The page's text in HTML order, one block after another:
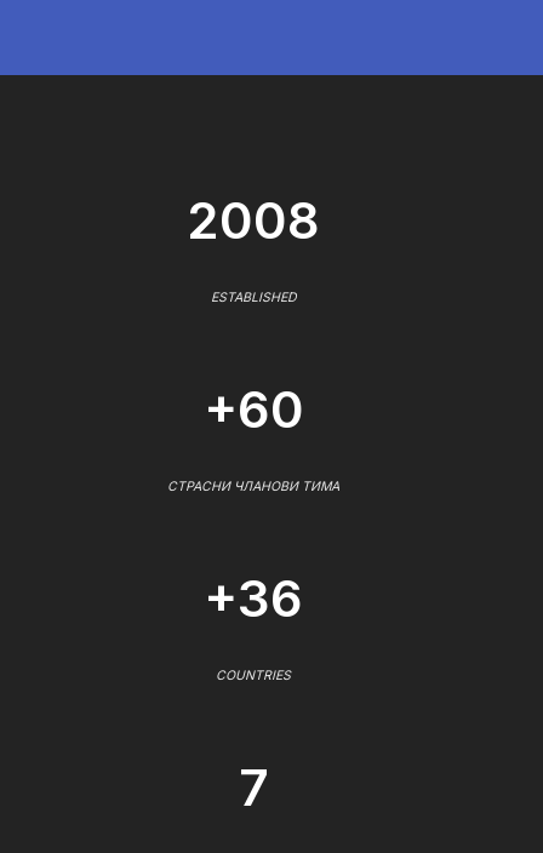
2008
ESTABLISHED
+60
СТРАСНИ ЧЛАНОВИ ТИМА
+36
COUNTRIES
7